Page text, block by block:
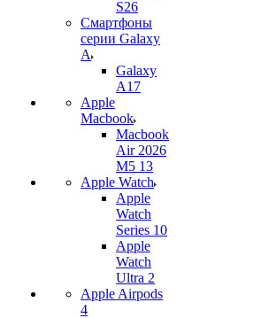
S26
Смартфоны
серии Galaxy
A
Galaxy
A17
Apple
Macbook
Macbook
Air 2026
M5 13
Apple Watch
Apple
Watch
Series 10
Apple
Watch
Ultra 2
Apple Airpods
4